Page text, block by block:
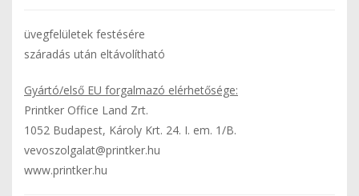
üvegfelületek festésére
száradás után eltávolítható
Gyártó/első EU forgalmazó elérhetősége:
Printker Office Land Zrt.
1052 Budapest, Károly Krt. 24. I. em. 1/B.
vevoszolgalat@printker.hu
www.printker.hu